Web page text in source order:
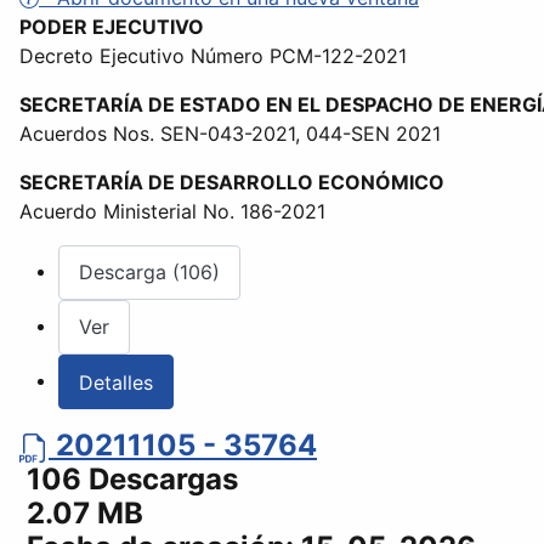
PODER EJECUTIVO
Decreto Ejecutivo Número PCM-122-2021
SECRETARÍA DE ESTADO EN EL DESPACHO DE
Acuerdos Nos. SEN-043-2021, 044-SEN 2021
SECRETARÍA DE DESARROLLO ECONÓMICO
Acuerdo Ministerial No. 186-2021
Descarga (106)
Ver
Detalles
20211105 - 35764
106 Descargas
2.07 MB